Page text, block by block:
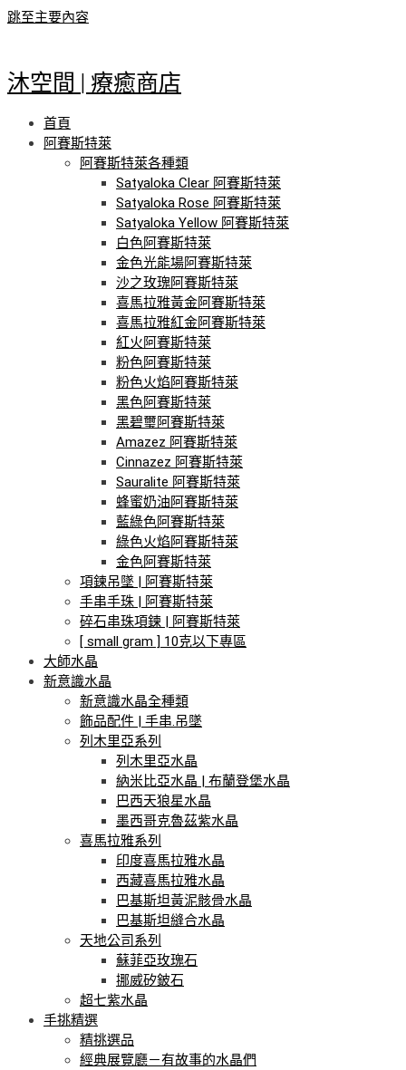
跳至主要內容
沐空間 | 療癒商店
首頁
阿賽斯特萊
阿賽斯特萊各種類
Satyaloka Clear 阿賽斯特萊
Satyaloka Rose 阿賽斯特萊
Satyaloka Yellow 阿賽斯特萊
白色阿賽斯特萊
金色光能場阿賽斯特萊
沙之玫瑰阿賽斯特萊
喜馬拉雅黃金阿賽斯特萊
喜馬拉雅紅金阿賽斯特萊
紅火阿賽斯特萊
粉色阿賽斯特萊
粉色火焰阿賽斯特萊
黑色阿賽斯特萊
黑碧璽阿賽斯特萊
Amazez 阿賽斯特萊
Cinnazez 阿賽斯特萊
Sauralite 阿賽斯特萊
蜂蜜奶油阿賽斯特萊
藍綠色阿賽斯特萊
綠色火焰阿賽斯特萊
金色阿賽斯特萊
項鍊吊墜 | 阿賽斯特萊
手串手珠 | 阿賽斯特萊
碎石串珠項鍊 | 阿賽斯特萊
[ small gram ] 10克以下專區
大師水晶
新意識水晶
新意識水晶全種類
飾品配件 | 手串.吊墜
列木里亞系列
列木里亞水晶
納米比亞水晶 | 布蘭登堡水晶
巴西天狼星水晶
墨西哥克魯茲紫水晶
喜馬拉雅系列
印度喜馬拉雅水晶
西藏喜馬拉雅水晶
巴基斯坦黃泥骸骨水晶
巴基斯坦縫合水晶
天地公司系列
蘇菲亞玫瑰石
挪威矽鈹石
超七紫水晶
手挑精選
精挑選品
經典展覽廳－有故事的水晶們